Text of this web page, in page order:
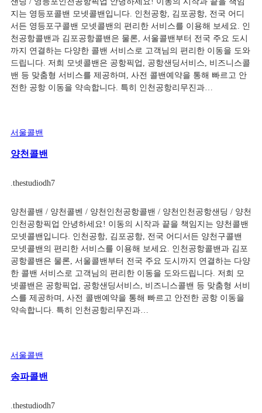
지는 영등포콜밴 모넷콜밴입니다. 인천공항, 김포공항, 전국 어디
서든 영등포구콜밴 모넷콜밴의 편리한 서비스를 이용해 보세요. 인
천공항콜밴과 김포공항콜밴은 물론, 서울콜밴부터 전국 주요 도시
까지 연결하는 다양한 콜밴 서비스로 고객님의 편리한 이동을 도와
드립니다. 저희 모넷콜밴은 공항픽업, 공항샌딩서비스, 비즈니스콜
밴 등 맞춤형 서비스를 제공하며, 사전 콜밴예약을 통해 빠르고 안
전한 공항 이동을 약속합니다. 특히 인천공항리무진과…
서울콜밴
양천콜밴
.thestudiodh7
양천콜밴 / 양천콜벤 / 양천인천공항콜밴 / 양천인천공항샌딩 / 양천
인천공항픽업 안녕하세요! 이동의 시작과 끝을 책임지는 양천콜밴
모넷콜밴입니다. 인천공항, 김포공항, 전국 어디서든 양천구콜밴
모넷콜밴의 편리한 서비스를 이용해 보세요. 인천공항콜밴과 김포
공항콜밴은 물론, 서울콜밴부터 전국 주요 도시까지 연결하는 다양
한 콜밴 서비스로 고객님의 편리한 이동을 도와드립니다. 저희 모
넷콜밴은 공항픽업, 공항샌딩서비스, 비즈니스콜밴 등 맞춤형 서비
스를 제공하며, 사전 콜밴예약을 통해 빠르고 안전한 공항 이동을
약속합니다. 특히 인천공항리무진과…
서울콜밴
송파콜밴
.thestudiodh7